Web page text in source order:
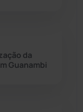
(50)
da
Guanambi